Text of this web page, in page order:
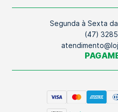
Segunda à Sexta
(47)